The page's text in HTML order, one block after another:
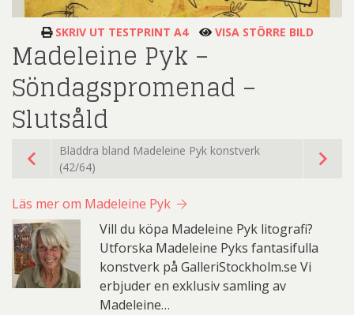
SKRIV UT TESTPRINT A4 VISA STÖRRE BILD
Madeleine Pyk –
Söndagspromenad –
Slutsåld
Bläddra bland Madeleine Pyk konstverk
(42/64)
Läs mer om Madeleine Pyk
Vill du köpa Madeleine Pyk litografi?
Utforska Madeleine Pyks fantasifulla
konstverk på GalleriStockholm.se Vi
erbjuder en exklusiv samling av
Madeleine…